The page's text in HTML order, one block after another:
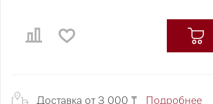
Доставка от 3 000 ₸ Подробнее